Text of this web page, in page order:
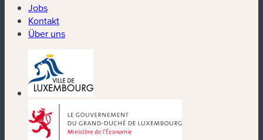
Jobs
Kontakt
Über uns